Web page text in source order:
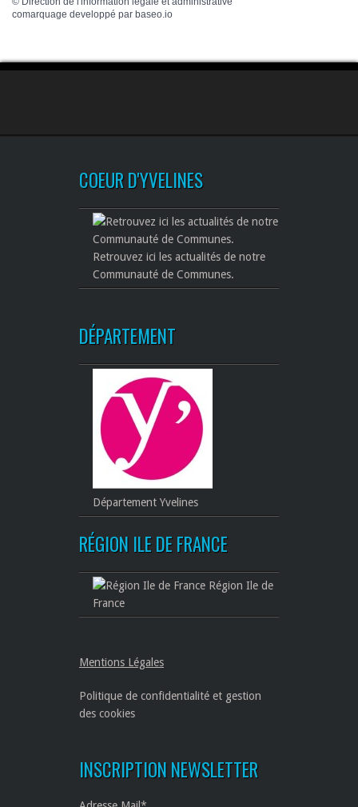
comarquage developpé par baseo.io
COEUR D'YVELINES
Retrouvez ici les actualités de notre
Communauté de Communes.
DÉPARTEMENT
Département Yvelines
RÉGION ILE DE FRANCE
Région Ile de
France
Mentions Légales
Politique de confidentialité et gestion
des cookies
INSCRIPTION NEWSLETTER